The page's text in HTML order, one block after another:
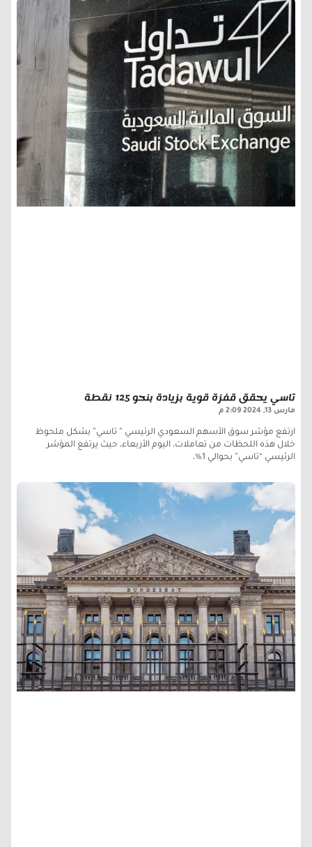
تاسي يحقق قفزة قوية بزيادة بنحو 125 نقطة
مارس 13, 2024 2:09 م
ارتفع مؤشر سوق الأسهم السعودي الرئيسي ” تاسي” بشكل ملحوظ
خلال هذه اللحظات من تعاملات، اليوم الأربعاء، حيث يرتفع المؤشر
الرئيسي “تاسي” بحوالي 1%،